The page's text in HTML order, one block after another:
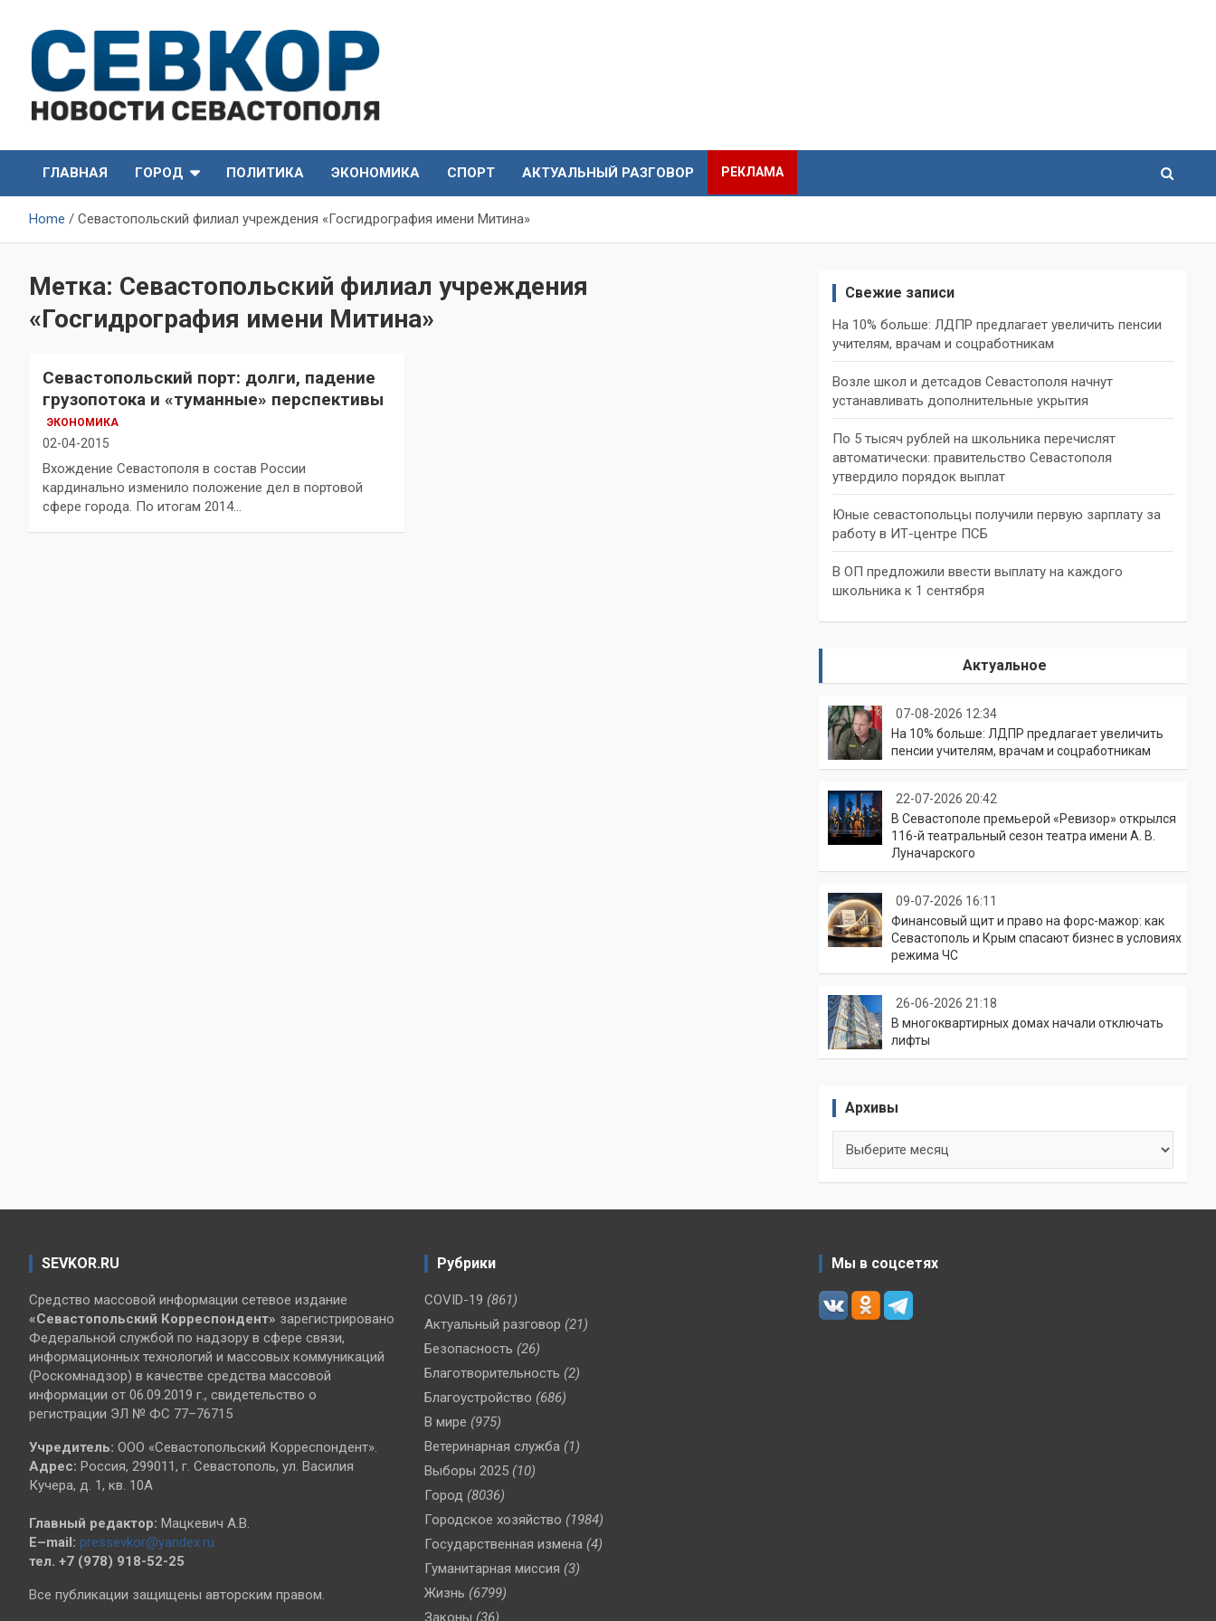
content
СевКор — Новости
Севастополя
Севастополя
ГЛАВНАЯ
ГОРОД ПОЛИТИКА ЭКОНОМИКА СПОРТ АКТУАЛЬНЫЙ РАЗГОВОР РЕКЛАМА
Home Севастопольский филиал учреждения «Госгидрография имени Митина»
Метка: Севастопольский филиал учреждения
«Госгидрография имени Митина»
Севастопольский порт: долги, падение
грузопотока и «туманные» перспективы
ЭКОНОМИКА
02-04-2015
Вхождение Севастополя в состав России
кардинально изменило положение дел в портовой
сфере города. По итогам 2014…
Свежие записи
На 10% больше: ЛДПР предлагает увеличить пенсии
учителям, врачам и соцработникам
Возле школ и детсадов Севастополя начнут
устанавливать дополнительные укрытия
По 5 тысяч рублей на школьника перечислят
автоматически: правительство Севастополя
утвердило порядок выплат
Юные севастопольцы получили первую зарплату за
работу в ИТ-центре ПСБ
В ОП предложили ввести выплату на каждого
школьника к 1 сентября
Актуальное
07-08-2026 12:34
На 10% больше: ЛДПР предлагает увеличить
пенсии учителям, врачам и соцработникам
22-07-2026 20:42
В Севастополе премьерой «Ревизор» открылся
116-й театральный сезон театра имени А. В.
Луначарского
09-07-2026 16:11
Финансовый щит и право на форс-мажор: как
Севастополь и Крым спасают бизнес в условиях
режима ЧС
26-06-2026 21:18
В многоквартирных домах начали отключать
лифты
Архивы
SEVKOR.RU
Средство массовой информации сетевое издание
«Севастопольский Корреспондент» зарегистрировано
Федеральной службой по надзору в сфере связи,
информационных технологий и массовых коммуникаций
(Роскомнадзор) в качестве средства массовой
информации от 06.09.2019 г., свидетельство о
регистрации ЭЛ № ФС 77–76715
Учредитель: ООО «Севастопольский Корреспондент».
Адрес: Россия, 299011, г. Севастополь, ул. Василия
Кучера, д. 1, кв. 10А
Главный редактор: Мацкевич А.В.
E–mail: pressevkor@yandex.ru
тел. +7 (978) 918-52-25
Все публикации защищены авторским правом.
Рубрики
COVID-19 (861)
Актуальный разговор (21)
Безопасность (26)
Благотворительность (2)
Благоустройство (686)
В мире (975)
Ветеринарная служба (1)
Выборы 2025 (10)
Город (8036)
Городское хозяйство (1984)
Государственная измена (4)
Гуманитарная миссия (3)
Жизнь (6799)
Законы (36)
Мы в соцсетях